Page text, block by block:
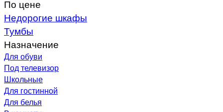
По цене
Недорогие шкафы
Тумбы
Назначение
Для обуви
Под телевизор
Школьные
Для гостинной
Для белья